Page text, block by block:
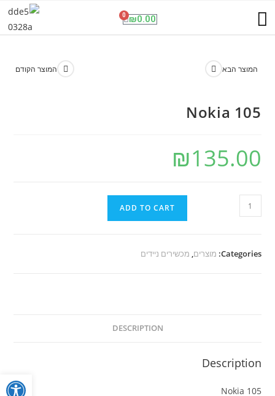
₪0.00
0
המוצר הקודם המוצר הבא
Nokia 105
₪135.00
ADD TO CART
Categories: מוצרים, מכשירים ניידים
DESCRIPTION
Description
Nokia 105